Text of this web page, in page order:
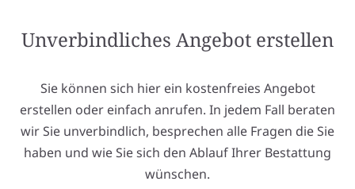
Unverbindliches Angebot erstellen
Sie können sich hier ein kostenfreies Angebot
erstellen oder einfach anrufen. In jedem Fall beraten
wir Sie unverbindlich, besprechen alle Fragen die Sie
haben und wie Sie sich den Ablauf Ihrer Bestattung
wünschen.